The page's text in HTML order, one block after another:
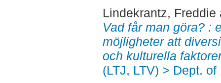
Lindekrantz, Freddie
Vad får man göra? :
möjligheter att
och kulturella
(LTJ, LTV) > Dept.